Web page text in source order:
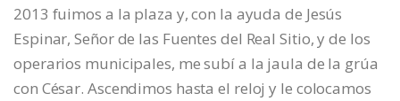
2013 fuimos a la plaza y, con la ayuda de Jesús
Espinar, Señor de las Fuentes del Real Sitio, y de los
operarios municipales, me subí a la jaula de la grúa
con César. Ascendimos hasta el reloj y le colocamos